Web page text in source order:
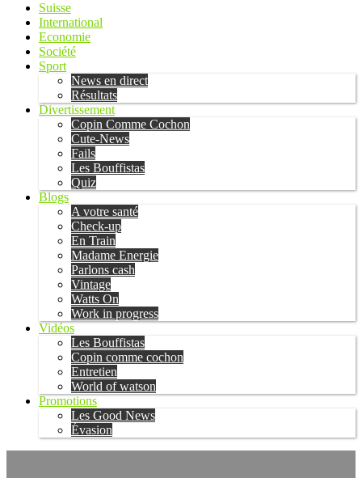
Suisse
International
Economie
Société
Sport
News en direct
Résultats
Divertissement
Copin Comme Cochon
Cute-News
Fails
Les Bouffistas
Quiz
Blogs
A votre santé
Check-up
En Train
Madame Energie
Parlons cash
Vintage
Watts On
Work in progress
Vidéos
Les Bouffistas
Copin comme cochon
Entretien
World of watson
Promotions
Les Good News
Évasion